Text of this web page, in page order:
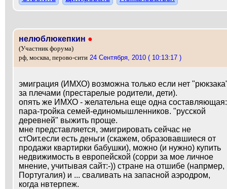
нелюблюкепкин ●
(Участник форума)
рф, москва, перово-сити 24 Сентября, 2010 ( 10:13:17 )
эмиграция (ИМХО) возможна только если нет
за плечами (престарелые родители, дети).
опять же ИМХО - желательна еще одна составляющая:
пара-тройка семей-единомышленников. "русской
деревней" выжить проще.
мне представляется, эмигрировать сейчас не
стОит.если есть деньги (скажем, образовавшиеся от
продажи квартирки бабушки), можно (и нужно) купить
недвижимость в европейской (сорри за мое личное
мнение, учитывая сайт:-)) стране на отшибе (напрмер,
Португалия) и ... сваливать на запасной аэродром,
когда нвтерпеж.